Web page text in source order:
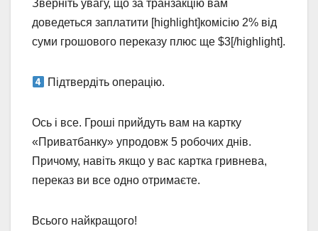
Зверніть увагу, що за транзакцію вам
доведеться заплатити [highlight]комісію 2% від
суми грошового переказу плюс ще $3[/highlight].
Підтвердіть операцію.
Ось і все. Гроші прийдуть вам на картку
«Приватбанку» упродовж 5 робочих днів.
Причому, навіть якщо у вас картка гривнева,
переказ ви все одно отримаєте.
Всього найкращого!